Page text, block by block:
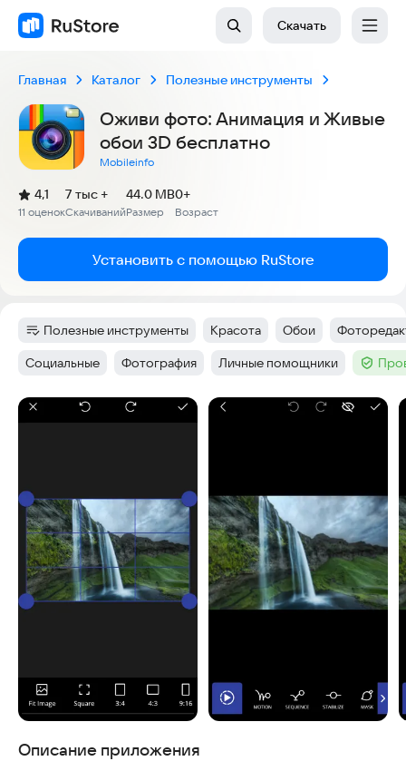
Скачать
Главная Каталог Полезные инструменты
Оживи фото: Анимация и Живые
обои 3D бесплатно
Mobileinfo
Рейтинг:
4,1
(
11 оценок
)
Скачиваний
7 тыс +
Размер
44.0 MB
Возраст
0+
Установить с помощью RuStore
Категория:
Полезные инструменты Тег:
Красота Тег:
Обои Тег:
Тег:
Социальные Тег:
Фотография Тег:
Личные помощники Тег :
Скриншоты
Описание приложения